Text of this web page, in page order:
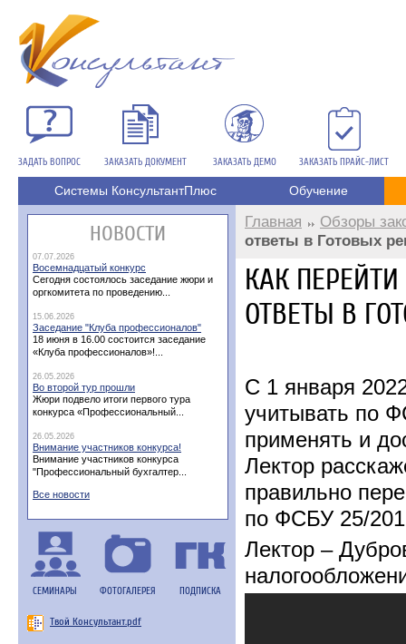
ЗАДАТЬ ВОПРОС ЗАКАЗАТЬ ДОКУМЕНТ ЗАКАЗАТЬ ДЕМО ЗАКАЗАТЬ ПРАЙС-ЛИСТ
Системы КонсультантПлюс Обучение
НОВОСТИ
07.07.2026
Восемнадцатый конкурс
Сегодня состоялось заседание жюри и
оргкомитета по проведению...
15.06.2026
Заседание "Клуба профессионалов"
18 июня в 16.00 состоится заседание
«Клуба профессионалов»!...
26.05.2026
Во второй тур прошли
Жюри подвело итоги первого тура
конкурса «Профессиональный...
26.05.2026
Внимание участников конкурса!
Внимание участников конкурса
"Профессиональный бухгалтер...
Все новости
СЕМИНАРЫ ФОТОГАЛЕРЕЯ ПОДПИСКА
Твой Консультант.pdf
Главная
Обзоры
ответы в Готовых
КАК
ОТВЕТЫ В
С 1 января
учитывать по
применять и
Лектор
правильно
по ФСБУ 25/
Лектор –